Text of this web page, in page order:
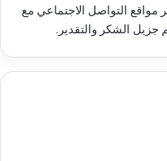
مواقع التواصل الاجتماعي مع
جزيل الشكر والتقدير.